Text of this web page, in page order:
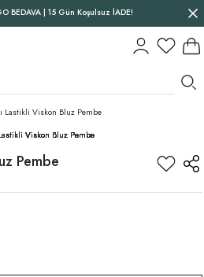
BEDAVA | 15 Gün Koşulsuz İADE!
Lastikli Viskon Bluz Pembe
Pembe